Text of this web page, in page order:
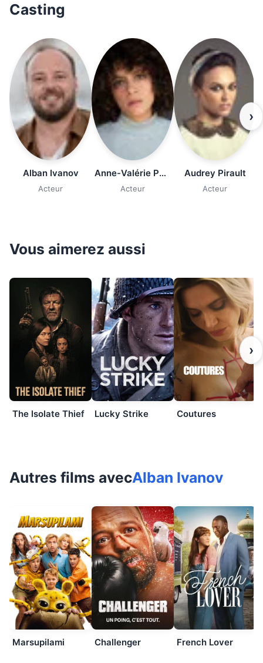
Casting
Alban Ivanov
Acteur
Anne-Valérie Payet
Acteur
Audrey Pirault
Acteur
›
Vous aimerez aussi
The Isolate Thief Lucky Strike Coutures
›
Autres films avecAlban Ivanov
Marsupilami Challenger French Lover